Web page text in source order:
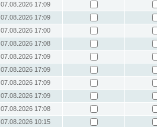
07.08.2026 17:09
07.08.2026 17:09
07.08.2026 17:00
07.08.2026 17:08
07.08.2026 17:09
07.08.2026 17:09
07.08.2026 17:09
07.08.2026 17:09
07.08.2026 17:08
07.08.2026 10:15